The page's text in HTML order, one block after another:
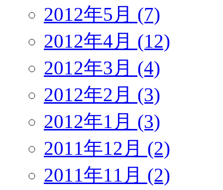
2012年5月 (7)
2012年4月 (12)
2012年3月 (4)
2012年2月 (3)
2012年1月 (3)
2011年12月 (2)
2011年11月 (2)